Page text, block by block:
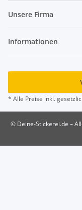
Unsere Firma
Informationen
* Alle Preise inkl.
© Deine-Stickerei.de –